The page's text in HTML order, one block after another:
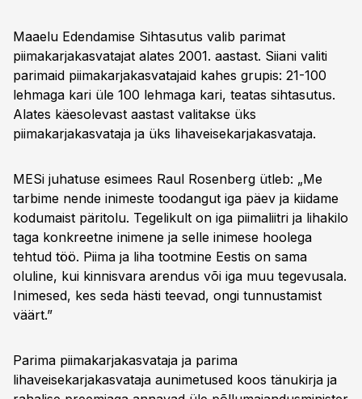
Maaelu Edendamise Sihtasutus valib parimat
piimakarjakasvatajat alates 2001. aastast. Siiani valiti
parimaid piimakarjakasvatajaid kahes grupis: 21-100
lehmaga kari üle 100 lehmaga kari, teatas sihtasutus.
Alates käesolevast aastast valitakse üks
piimakarjakasvataja ja üks lihaveisekarjakasvataja.
MESi juhatuse esimees Raul Rosenberg ütleb: „Me
tarbime nende inimeste toodangut iga päev ja kiidame
kodumaist päritolu. Tegelikult on iga piimaliitri ja lihakilo
taga konkreetne inimene ja selle inimese hoolega
tehtud töö. Piima ja liha tootmine Eestis on sama
oluline, kui kinnisvara arendus või iga muu tegevusala.
Inimesed, kes seda hästi teevad, ongi tunnustamist
väärt.”
Parima piimakarjakasvataja ja parima
lihaveisekarjakasvataja aunimetused koos tänukirja ja